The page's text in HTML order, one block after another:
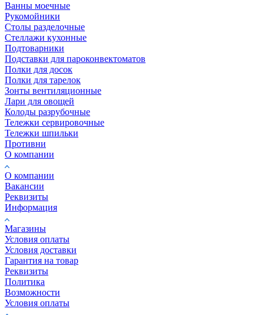
Ванны моечные
Рукомойники
Столы разделочные
Стеллажи кухонные
Подтоварники
Подставки для пароконвектоматов
Полки для досок
Полки для тарелок
Зонты вентиляционные
Лари для овощей
Колоды разрубочные
Тележки сервировочные
Тележки шпильки
Противни
О компании
О компании
Вакансии
Реквизиты
Информация
Магазины
Условия оплаты
Условия доставки
Гарантия на товар
Реквизиты
Политика
Возможности
Условия оплаты